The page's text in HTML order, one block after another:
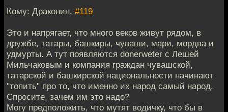
Кому: Драконин, #119
Это и напрягает, что много веков живут рядом, в
дружбе, татары, башкиры, чуваши, мари, мордва и
удмурты. А тут появляются donerweter с Лешей
Мильчаковым и компания граждан чувашской,
татарской и башкирской национальности начинают
"топить" про то, что именно их народ самый народ.
Спросите, зачем им это надо?
Могу предположить, что мутят водичку, что бы в